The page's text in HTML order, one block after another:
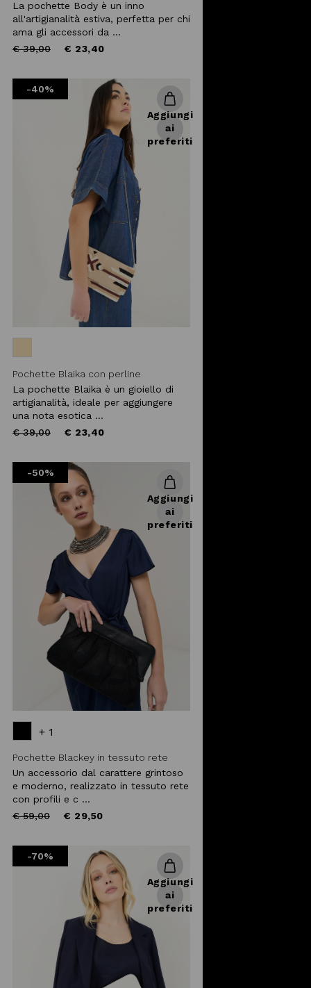
La pochette Body è un inno
all'artigianalità estiva, perfetta per chi
ama gli accessori da ...
Price
€ 39,00to € 23,40
-40%
Aggiungi
ai
preferiti
Pochette Blaika con perline
La pochette Blaika è un gioiello di
artigianalità, ideale per aggiungere
una nota esotica ...
Price
€ 39,00to € 23,40
-50%
Aggiungi
ai
preferiti
+ 1
Pochette Blackey in tessuto rete
Un accessorio dal carattere grintoso
e moderno, realizzato in tessuto rete
con profili e c ...
Price
€ 59,00to € 29,50
-70%
Aggiungi
ai
preferiti